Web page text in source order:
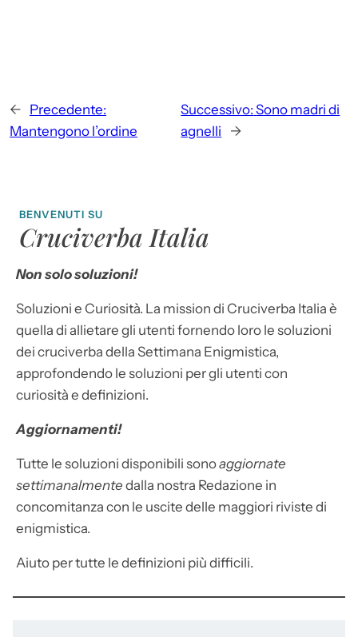
← Precedente:
Mantengono l’ordine
Successivo: Sono madri di
agnelli
→
BENVENUTI SU
Cruciverba Italia
Non solo soluzioni!
Soluzioni e Curiosità. La mission di Cruciverba Italia è
quella di allietare gli utenti fornendo loro le soluzioni
dei cruciverba della Settimana Enigmistica,
approfondendo le soluzioni per gli utenti con
curiosità e definizioni.
Aggiornamenti!
Tutte le soluzioni disponibili sonoaggiornate
settimanalmente dalla nostra Redazione in
concomitanza con le uscite delle maggiori riviste di
enigmistica.
Aiuto per tutte le definizioni più difficili.